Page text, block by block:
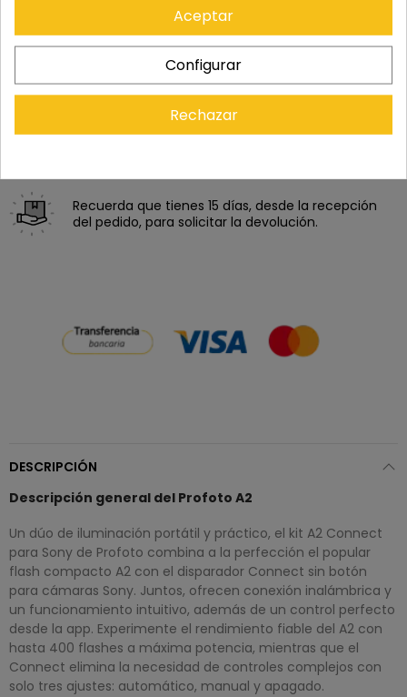
Paga con tranquilidad en nuestro TPV virtual 100%
Los pedidos se entregan en un plazo de 5 a 7 días
Recuerda que tienes 15 días, desde la recepción
del pedido, para solicitar la devolución.
DESCRIPCIÓN
Descripción general del Profoto A2
Un dúo de iluminación portátil y práctico, el kit A2 Connect
para Sony de Profoto combina a la perfección el popular
flash compacto A2 con el disparador Connect sin botón
para cámaras Sony. Juntos, ofrecen conexión inalámbrica y
un funcionamiento intuitivo, además de un control perfecto
desde la app. Experimente el rendimiento fiable del A2 con
hasta 400 flashes a máxima potencia, mientras que el
Connect elimina la necesidad de controles complejos con
solo tres ajustes: automático, manual y apagado.
Aceptar
Configurar
Rechazar